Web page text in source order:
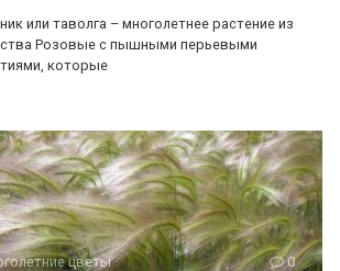
или таволга – многолетнее растение из
Розовые с пышными перьевыми
которые
цветы 0